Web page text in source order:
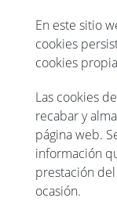
En este sitio
cookies
cookies
Las cookies
recabar y
página web.
información
prestación
ocasión.